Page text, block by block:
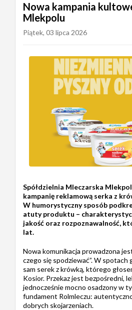
Nowa kampania
Mlekpolu
Piątek, 03 lipca 2026
Spółdzielnia Mleczarska
kampanię reklamową serka z
W humorystyczny sposób
atuty produktu –
jakość oraz rozpoznawalność,
lat.
Nowa komunikacja prowadzona
czego się spodziewać”. W spotach
sam serek z krówką, którego
Kosior. Przekaz jest bezpośredni,
jednocześnie mocno osadzony w
fundament Rolmleczu:
dobrych skojarzeniach.